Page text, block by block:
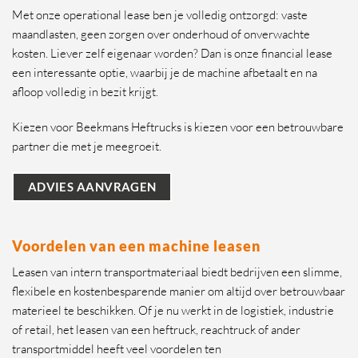
Met onze operational lease ben je volledig ontzorgd: vaste
maandlasten, geen zorgen over onderhoud of onverwachte
kosten. Liever zelf eigenaar worden? Dan is onze financial lease
een interessante optie, waarbij je de machine afbetaalt en na
afloop volledig in bezit krijgt.
Kiezen voor Beekmans Heftrucks is kiezen voor een betrouwbare
partner die met je meegroeit.
ADVIES AANVRAGEN
Voordelen van een machine leasen
Leasen van intern transportmateriaal biedt bedrijven een slimme,
flexibele en kostenbesparende manier om altijd over betrouwbaar
materieel te beschikken. Of je nu werkt in de logistiek, industrie
of retail, het leasen van een heftruck, reachtruck of ander
transportmiddel heeft veel voordelen ten